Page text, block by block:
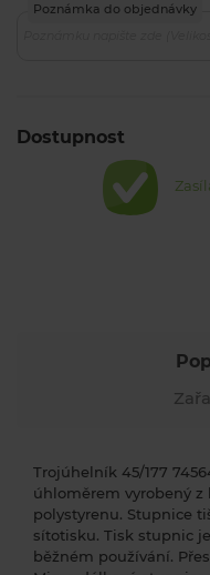
Poznámka do objednávky
Dostupnost
Trojúhelník 45/177
úhloměrem vyrobený
polystyrenu. Stupnice
sítotisku. Tisk stupnic
běžném používání.